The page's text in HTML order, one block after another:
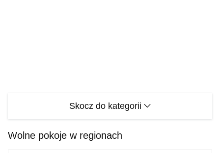
Skocz do kategorii
Wolne pokoje w regionach